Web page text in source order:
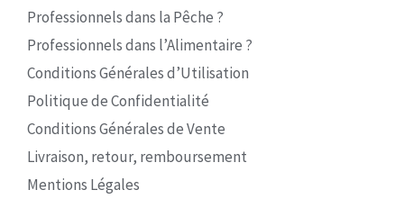
Professionnels dans la Pêche ?
Professionnels dans l’Alimentaire ?
Conditions Générales d’Utilisation
Politique de Confidentialité
Conditions Générales de Vente
Livraison, retour, remboursement
Mentions Légales